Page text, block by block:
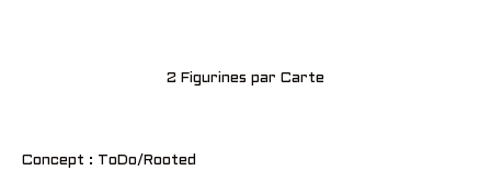
2 Figurines par Carte
Concept : ToDo/Rooted